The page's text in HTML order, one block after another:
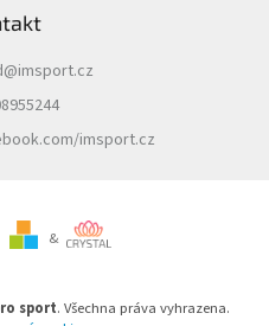
r
v
k
y
v
ý
p
@imsport.cz
imsport.cz
&
sport. Všechna práva vyhrazena.